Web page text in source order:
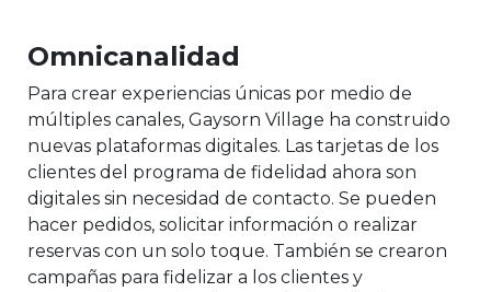
Omnicanalidad
Para crear experiencias únicas por medio de
múltiples canales, Gaysorn Village ha construido
nuevas plataformas digitales. Las tarjetas de los
clientes del programa de fidelidad ahora son
digitales sin necesidad de contacto. Se pueden
hacer pedidos, solicitar información o realizar
reservas con un solo toque. También se crearon
campañas para fidelizar a los clientes y